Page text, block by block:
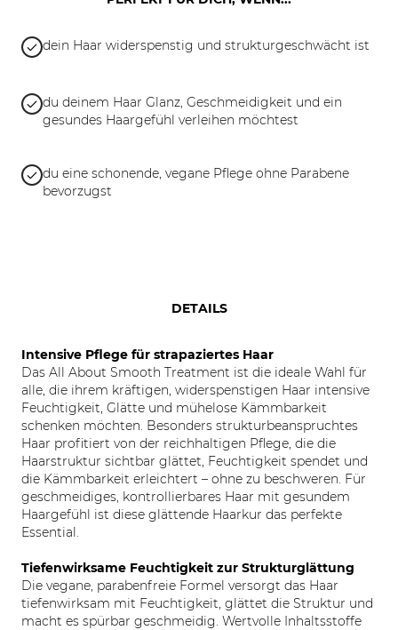
dein Haar widerspenstig und strukturgeschwächt ist
du deinem Haar Glanz, Geschmeidigkeit und ein
gesundes Haargefühl verleihen möchtest
du eine schonende, vegane Pflege ohne Parabene
bevorzugst
DETAILS
Intensive Pflege für strapaziertes Haar
Das All About Smooth Treatment ist die ideale Wahl für
alle, die ihrem kräftigen, widerspenstigen Haar intensive
Feuchtigkeit, Glätte und mühelose Kämmbarkeit
schenken möchten. Besonders strukturbeanspruchtes
Haar profitiert von der reichhaltigen Pflege, die die
Haarstruktur sichtbar glättet, Feuchtigkeit spendet und
die Kämmbarkeit erleichtert – ohne zu beschweren. Für
geschmeidiges, kontrollierbares Haar mit gesundem
Haargefühl ist diese glättende Haarkur das perfekte
Essential.
Tiefenwirksame Feuchtigkeit zur Strukturglättung
Die vegane, parabenfreie Formel versorgt das Haar
tiefenwirksam mit Feuchtigkeit, glättet die Struktur und
macht es spürbar geschmeidig. Wertvolle Inhaltsstoffe